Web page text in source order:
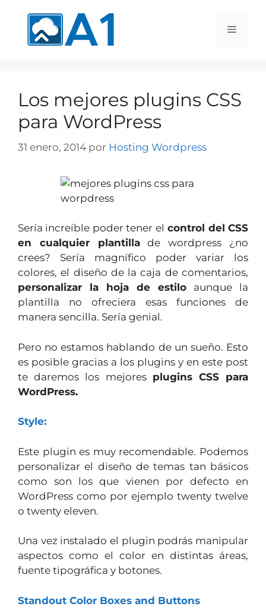
Los mejores plugins CSS
para WordPress
31 enero, 2014 por Hosting Wordpress
Sería increíble poder tener el control del CSS
en cualquier plantillade wordpress ¿no
crees? Sería magnífico poder variar los
colores, el diseño de la caja de comentarios,
personalizar la hoja de estilo aunque la
plantilla no ofreciera esas funciones de
manera sencilla. Sería genial.
Pero no estamos hablando de un sueño. Esto
es posible gracias a los plugins y en este post
te daremos los mejores plugins CSS para
WordPress.
Style:
Este plugin es muy recomendable. Podemos
personalizar el diseño de temas tan básicos
como son los que vienen por defecto en
WordPress como por ejemplo twenty twelve
o twenty eleven.
Una vez instalado el plugin podrás manipular
aspectos como el color en distintas áreas,
fuente tipográfica y botones.
Standout Color Boxes and Buttons